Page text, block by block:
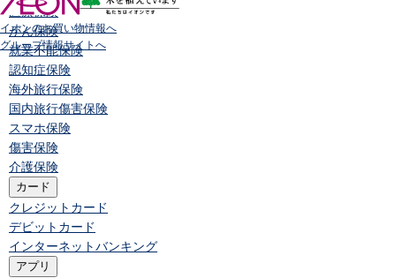
医療保険
がん保険
就業不能保険
認知症保険
海外旅行保険
国内旅行傷害保険
スマホ保険
傷害保険
介護保険
カード
クレジットカード
デビットカード
インターネットバンキング
アプリ
イオンのお買い物情報へ
グループ情報サイトへ